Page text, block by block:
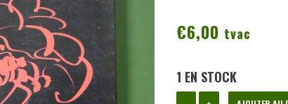
€6,00 tvac
1 EN STOCK